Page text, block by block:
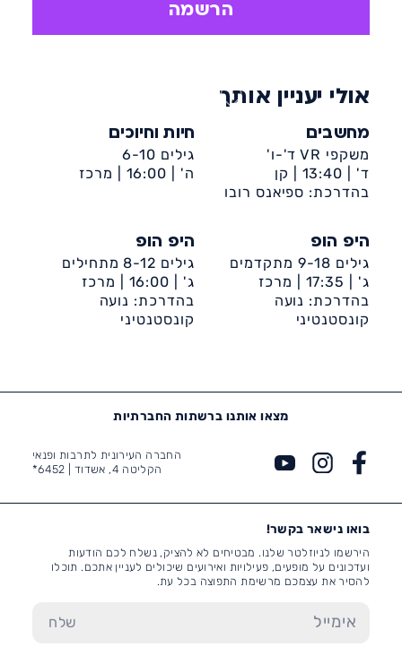
הרשמה
אולי יעניין אותך
מחשבים
משקפי VR ד'-ו'
ד' | 13:40 |
קן
מלכה-ט'-ביה״ס אשכול
בהדרכת: ספיאנס רובו
חיות וחיוכים
גילים 6-10
ה' | 16:00 |
מרכז
היפ הופ
גילים 9-18 מתקדמים
ג' |
17:35 |
מרכז
קהילתי ספרא
בהדרכת: נועה
קונסטנטיני
היפ הופ
גילים 8-12 מתחילים
ג' | 16:00 |
מרכז
קהילתי ספרא
בהדרכת: נועה
קונסטנטיני
מצאו אותנו ברשתות החברתיות
החברה העירונית לתרבות ופנאי
הקליטה 4, אשדוד |
6452*
בואו נישאר בקשר!
הירשמו לניוזלטר שלנו. מבטיחים לא להציק, נשלח לכם הודעות
ועדכונים על מופעים, פעילויות ואירועים שיכולים לעניין אתכם. תוכלו
להסיר את עצמכם מרשימת התפוצה בכל עת.